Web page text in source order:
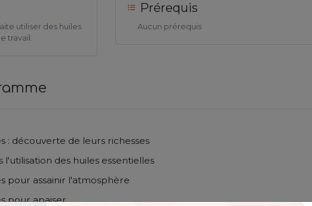
utiliser des huiles
travail.
Prérequis
Aucun prérequis
: découverte de leurs richesses
l'utilisation des huiles essentielles
pour assainir l'atmosphère
pour apaiser